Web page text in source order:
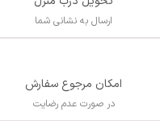
ارسال به نشانی شما
امکان مرجوع سفارش
در صورت عدم رضایت